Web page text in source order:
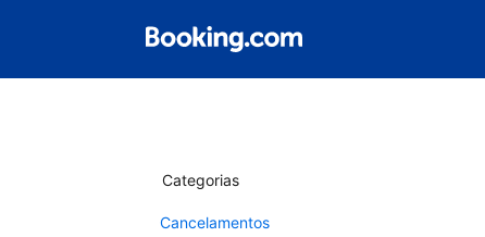
Categorias
Cancelamentos